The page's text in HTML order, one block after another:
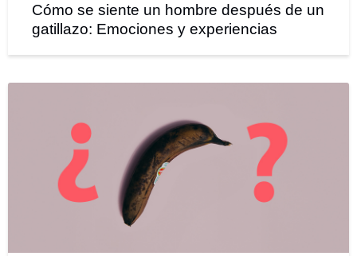
Cómo se siente un hombre después de un
gatillazo: Emociones y experiencias